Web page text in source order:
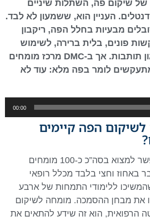
שיקום פה, השתלות שיניים
העניין הוא, ששמעון לא לבד.
מבעיות בחלל הפה, ריקבון
פונים, בלית ברירה, לשימוש
בשיטות ישנות כגון תותבות. אך ב-DMC מרכז מומחים
לומר בפה מלא: עוד לא
00:00
הפה קיימים
בישראל 2022 אפשר למצוא בסה”כ כ-100 מומחים
באחוז וחצי בלבד מכלל רופאי
ללימודי התמחות של ארבע
את מבחן ההסמכה. מומחה לשיקום
הרפואית, הוא זה שידע להתאים את